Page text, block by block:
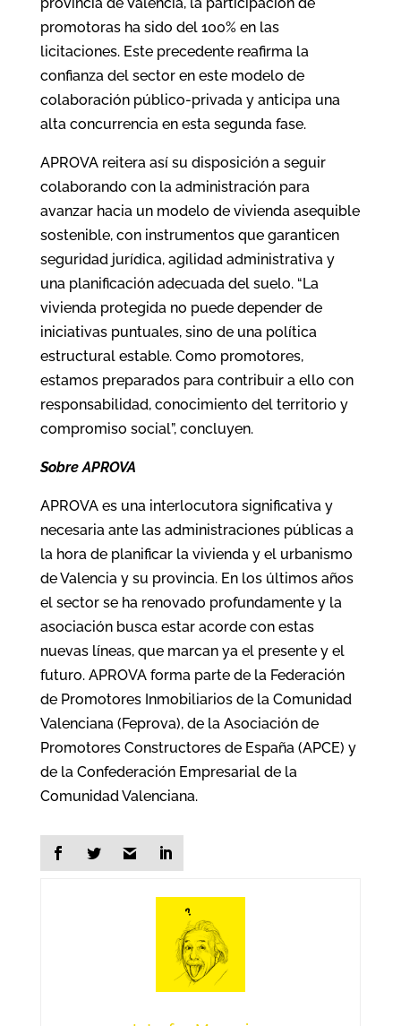
promotoras ha sido del 100% en las
licitaciones. Este precedente reafirma la
confianza del sector en este modelo de
colaboración público-privada y anticipa una
alta concurrencia en esta segunda fase.
APROVA reitera así su disposición a seguir
colaborando con la administración para
avanzar hacia un modelo de vivienda asequible
sostenible, con instrumentos que garanticen
seguridad jurídica, agilidad administrativa y
una planificación adecuada del suelo. “La
vivienda protegida no puede depender de
iniciativas puntuales, sino de una política
estructural estable. Como promotores,
estamos preparados para contribuir a ello con
responsabilidad, conocimiento del territorio y
compromiso social”, concluyen.
Sobre APROVA
APROVA es una interlocutora significativa y
necesaria ante las administraciones públicas a
la hora de planificar la vivienda y el urbanismo
de Valencia y su provincia. En los últimos años
el sector se ha renovado profundamente y la
asociación busca estar acorde con estas
nuevas líneas, que marcan ya el presente y el
futuro. APROVA forma parte de la Federación
de Promotores Inmobiliarios de la Comunidad
Valenciana (Feprova), de la Asociación de
Promotores Constructores de España (APCE) y
de la Confederación Empresarial de la
Comunidad Valenciana.